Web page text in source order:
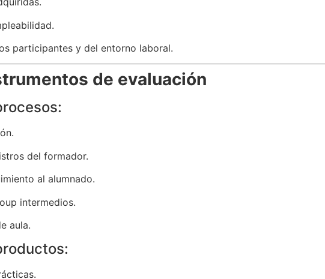
participantes y del entorno laboral.
de evaluación
del formador.
al alumnado.
intermedios.
aula.